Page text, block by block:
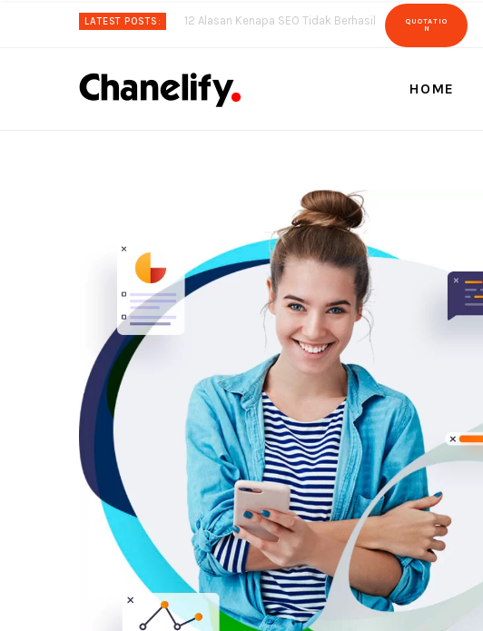
LATEST POSTS: 12 Alasan Kenapa SEO Tidak Berhasil
QUOTATIO
N
HOME